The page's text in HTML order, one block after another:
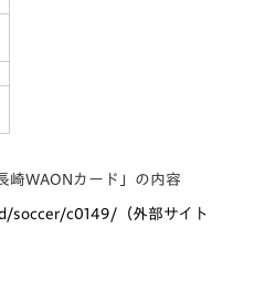
崎WAONカード」の内容
soccer/c0149/（外部サイト